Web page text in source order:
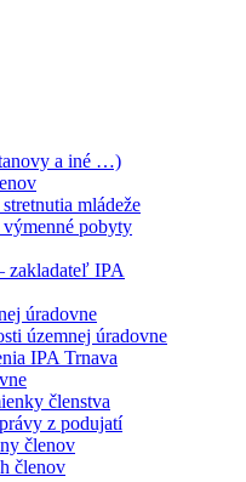
a iné …)
mládeže
pobyty
zakladateľ IPA
úradovne
územnej úradovne
IPA Trnava
členstva
z podujatí
členov
členov